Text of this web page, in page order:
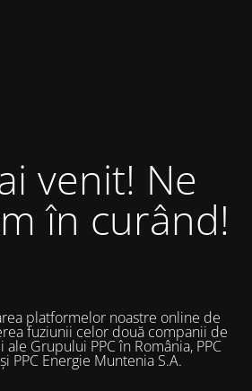
venit! Ne
în curând!
platformelor noastre online de
fuziunii celor două companii de
Grupului PPC în România, PPC
PPC Energie Muntenia S.A.